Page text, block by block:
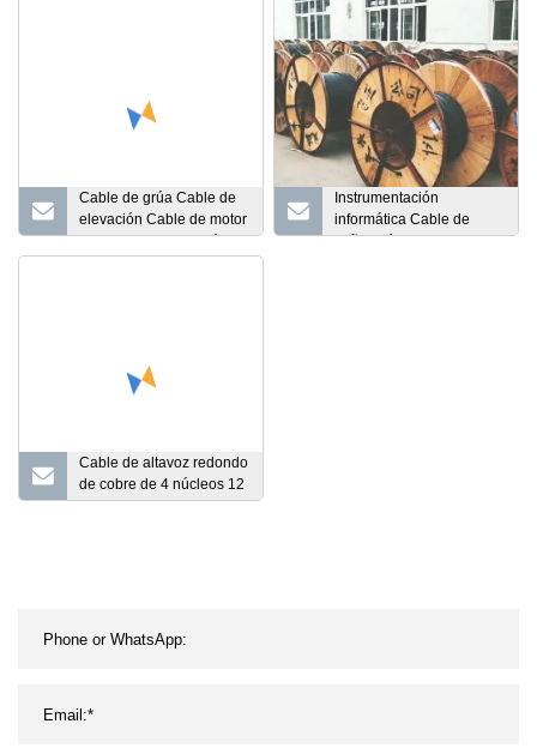
Cable de grúa Cable de
elevación Cable de motor
Cable de viaje de grúa
Instrumentación
informática Cable de
señal médica para cable
Cable de altavoz redondo
de cobre de 4 núcleos 12
AWG